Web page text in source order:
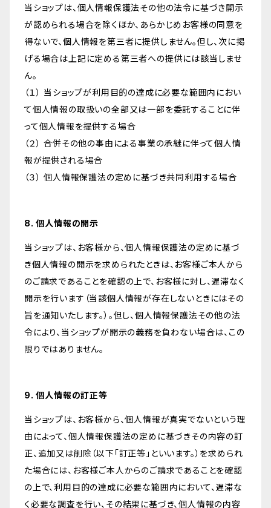
当ショップは、個人情報保護法その他の法令に基づき開示
が認められる場合を除くほか、あらかじめお客様の同意を
得ないで、個人情報を第三者に提供しません。但し、次に掲
げる場合は上記に定める第三者への提供には該当しませ
ん。
（１） 当ショップが利用目的の達成に必要な範囲内におい
て個人情報の取扱いの全部又は一部を委託することに伴
って個人情報を提供する場合
（２） 合併その他の事由による事業の承継に伴って個人情
報が提供される場合
（３） 個人情報保護法の定めに基づき共同利用する場合
8. 個人情報の開示
当ショップは、お客様から、個人情報保護法の定めに基づ
き個人情報の開示を求められたときは、お客様ご本人から
のご請求であることを確認の上で、お客様に対し、遅滞なく
開示を行います（当該個人情報が存在しないときにはその
旨を通知いたします。）。但し、個人情報保護法その他の法
令により、当ショップが開示の義務を負わない場合は、この
限りではありません。
9. 個人情報の訂正等
当ショップは、お客様から、個人情報が真実でないという理
由によって、個人情報保護法の定めに基づきその内容の訂
正、追加又は削除（以下「訂正等」といいます。）を求められ
た場合には、お客様ご本人からのご請求であることを確認
の上で、利用目的の達成に必要な範囲内において、遅滞な
く必要な調査を行い、その結果に基づき、個人情報の内容